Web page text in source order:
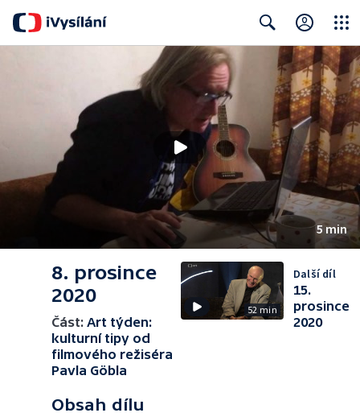
Search Close
5 min
8. prosince
2020
Část: Art týden:
kulturní tipy od
filmového režiséra
Pavla Göbla
Obsah dílu
52 min
Další díl
15.
prosince
2020